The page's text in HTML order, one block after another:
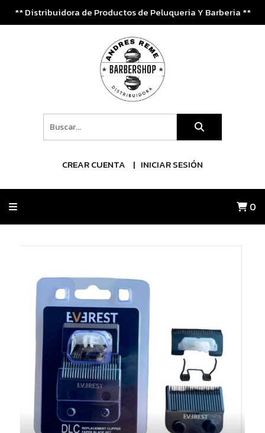
** Distribuidora de Productos de Peluqueria Y Barberia **
CREAR CUENTA INICIAR SESIÓN
0